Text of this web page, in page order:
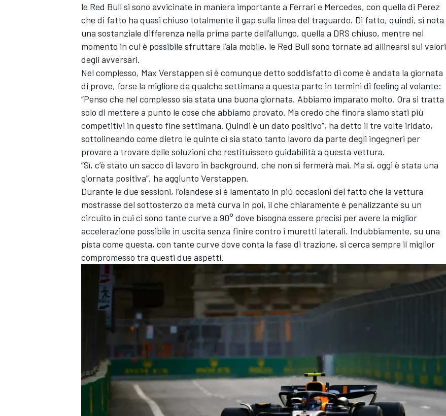
ENDURANCE/GT
MONOMARCA
le Red Bull si sono avvicinate in maniera importante a Ferrari e Mercedes, con quella di Perez
che di fatto ha quasi chiuso totalmente il gap sulla linea del traguardo. Di fatto, quindi, si nota
una sostanziale differenza nella prima parte dell’allungo, quella a DRS chiuso, mentre nel
momento in cui è possibile sfruttare l’ala mobile, le Red Bull sono tornate ad allinearsi sui valori
degli avversari.
Nel complesso, Max Verstappen si è comunque detto soddisfatto di come è andata la giornata
di prove, forse la migliore da qualche settimana a questa parte in termini di feeling al volante:
“Penso che nel complesso sia stata una buona giornata. Abbiamo imparato molto. Ora si tratta
solo di mettere a punto le cose che abbiamo provato. Ma credo che finora siamo stati più
competitivi in questo fine settimana. Quindi è un dato positivo”, ha detto il tre volte iridato,
sottolineando come dietro le quinte ci sia stato tanto lavoro da parte degli ingegneri per
provare a trovare delle soluzioni che restituissero guidabilità a questa vettura.
“Sì, c’è stato un sacco di lavoro in background, che non si fermerà mai. Ma sì, oggi è stata una
giornata positiva”, ha aggiunto Verstappen.
Durante le due sessioni, l’olandese si è lamentato in più occasioni del fatto che la vettura
mostrasse del sottosterzo da metà curva in poi, il che chiaramente è penalizzante su un
circuito in cui ci sono tante curve a 90° dove bisogna essere precisi per avere la miglior
accelerazione possibile in uscita senza finire contro i muretti laterali. Indubbiamente, su una
pista come questa, con tante curve dove conta la fase di trazione, si cerca sempre il miglior
compromesso tra questi due aspetti.